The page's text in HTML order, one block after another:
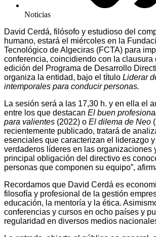
Noticias
David Cerdá, filósofo y estudioso del
humano, estará el miércoles en la
Tecnológico de Algeciras (FCTA) para
conferencia, coincidiendo con la clausura
edición del Programa de Desarrollo
organiza la entidad, bajo el título Liderar
intemporales para conducir personas.
La sesión será a las 17,30 h. y en ella el
entre los que destacan El buen
para valientes (2022) o El dilema de Neo
recientemente publicado, tratará de
esenciales que caracterizan el liderazgo
verdaderos líderes en las organizaciones
principal obligación del directivo es
personas que componen su equipo”,
Recordamos que David Cerdá es
filosofía y profesional de la gestión
educación, la mentoría y la ética.
conferencias y cursos en ocho países y
regularidad en diversos medios